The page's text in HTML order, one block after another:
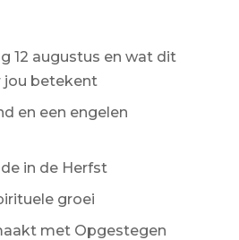
12 augustus en wat dit
jou betekent
en een engelen
in de Herfst
groei
met Opgestegen